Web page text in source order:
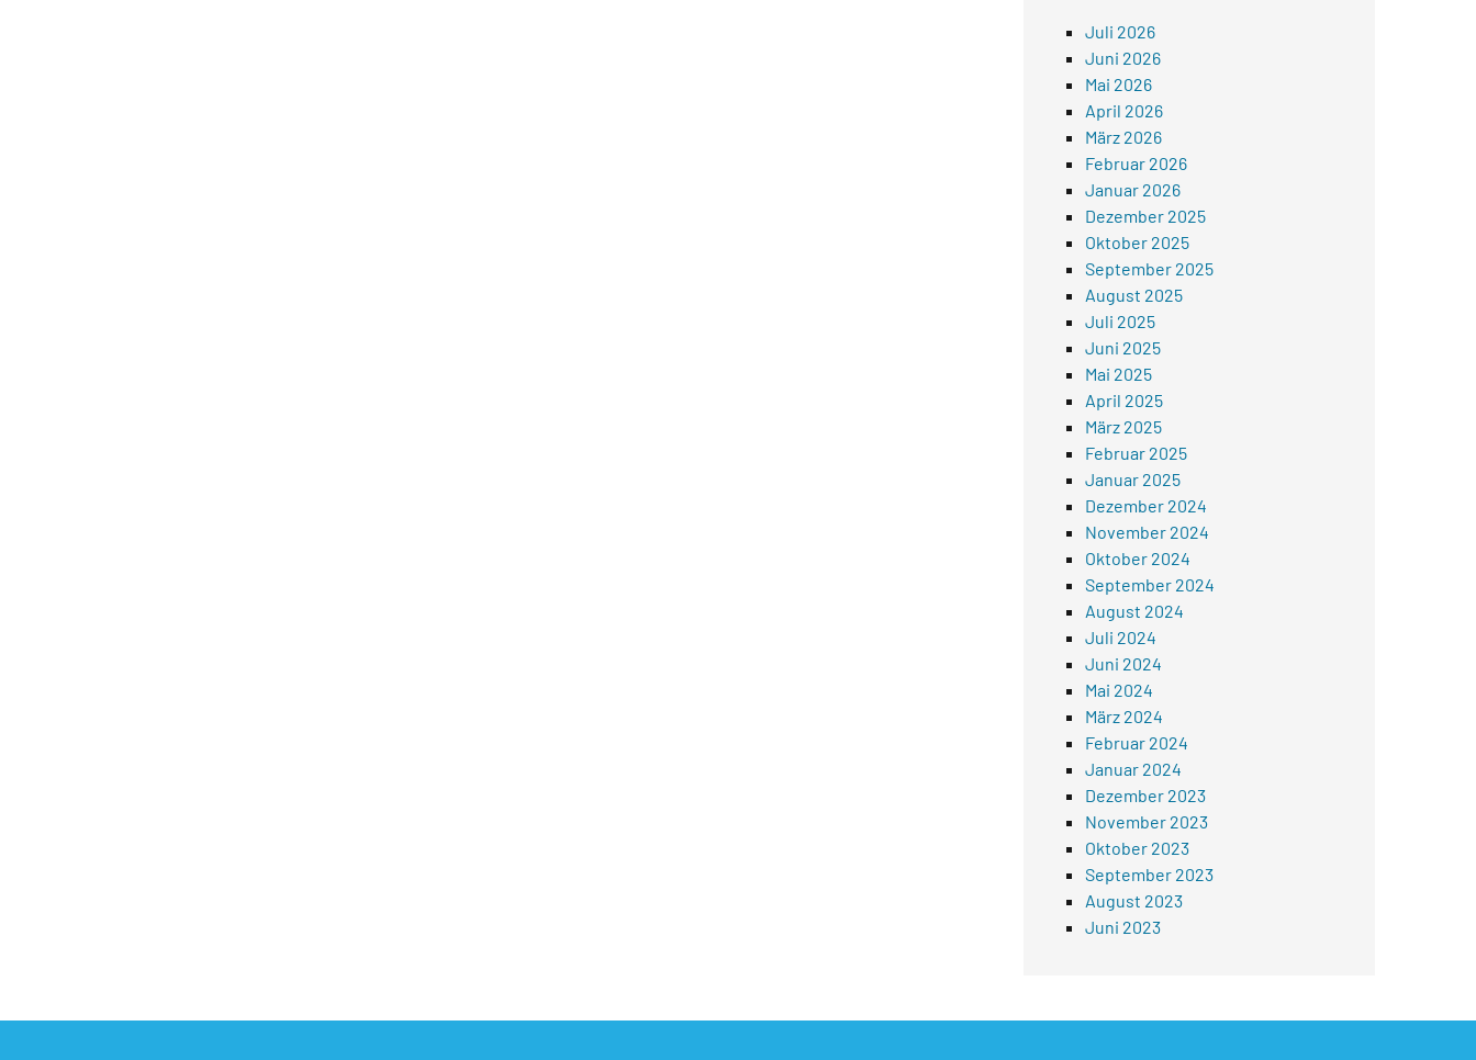
Juli 2026
Juni 2026
Mai 2026
April 2026
März 2026
Februar 2026
Januar 2026
Dezember 2025
Oktober 2025
September 2025
August 2025
Juli 2025
Juni 2025
Mai 2025
April 2025
März 2025
Februar 2025
Januar 2025
Dezember 2024
November 2024
Oktober 2024
September 2024
August 2024
Juli 2024
Juni 2024
Mai 2024
März 2024
Februar 2024
Januar 2024
Dezember 2023
November 2023
Oktober 2023
September 2023
August 2023
Juni 2023